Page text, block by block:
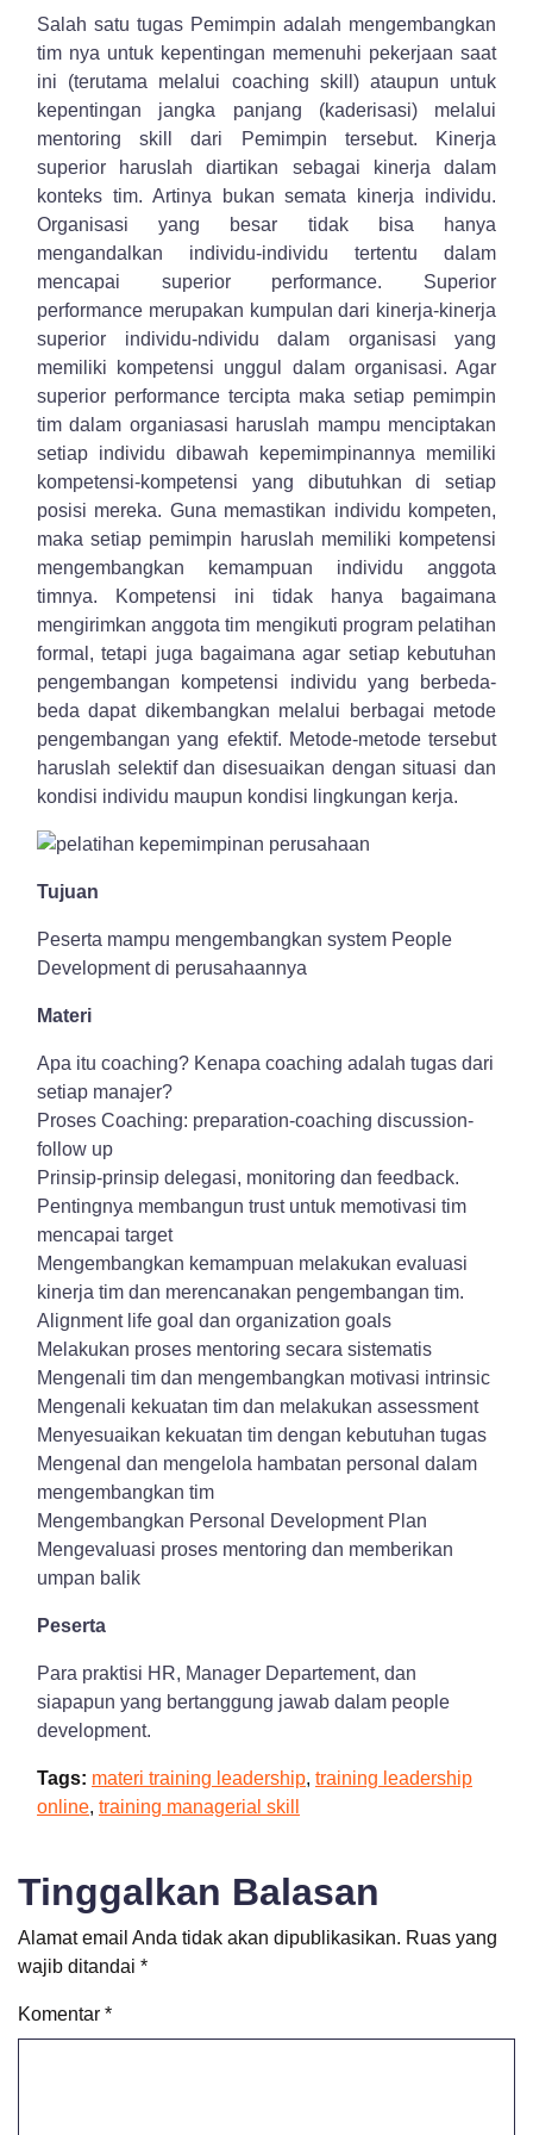
Salah satu tugas Pemimpin adalah mengembangkan
tim nya untuk kepentingan memenuhi pekerjaan saat
ini (terutama melalui coaching skill) ataupun untuk
kepentingan jangka panjang (kaderisasi) melalui
mentoring skill dari Pemimpin tersebut. Kinerja
superior haruslah diartikan sebagai kinerja dalam
konteks tim. Artinya bukan semata kinerja individu.
Organisasi yang besar tidak bisa hanya
mengandalkan individu-individu tertentu dalam
mencapai superior performance. Superior
performance merupakan kumpulan dari kinerja-kinerja
superior individu-ndividu dalam organisasi yang
memiliki kompetensi unggul dalam organisasi. Agar
superior performance tercipta maka setiap pemimpin
tim dalam organiasasi haruslah mampu menciptakan
setiap individu dibawah kepemimpinannya memiliki
kompetensi-kompetensi yang dibutuhkan di setiap
posisi mereka. Guna memastikan individu kompeten,
maka setiap pemimpin haruslah memiliki kompetensi
mengembangkan kemampuan individu anggota
timnya. Kompetensi ini tidak hanya bagaimana
mengirimkan anggota tim mengikuti program pelatihan
formal, tetapi juga bagaimana agar setiap kebutuhan
pengembangan kompetensi individu yang berbeda-
beda dapat dikembangkan melalui berbagai metode
pengembangan yang efektif. Metode-metode tersebut
haruslah selektif dan disesuaikan dengan situasi dan
kondisi individu maupun kondisi lingkungan kerja.
Tujuan
Peserta mampu mengembangkan system People
Development di perusahaannya
Materi
Apa itu coaching? Kenapa coaching adalah tugas dari
setiap manajer?
Proses Coaching: preparation-coaching discussion-
follow up
Prinsip-prinsip delegasi, monitoring dan feedback.
Pentingnya membangun trust untuk memotivasi tim
mencapai target
Mengembangkan kemampuan melakukan evaluasi
kinerja tim dan merencanakan pengembangan tim.
Alignment life goal dan organization goals
Melakukan proses mentoring secara sistematis
Mengenali tim dan mengembangkan motivasi intrinsic
Mengenali kekuatan tim dan melakukan assessment
Menyesuaikan kekuatan tim dengan kebutuhan tugas
Mengenal dan mengelola hambatan personal dalam
mengembangkan tim
Mengembangkan Personal Development Plan
Mengevaluasi proses mentoring dan memberikan
umpan balik
Peserta
Para praktisi HR, Manager Departement, dan
siapapun yang bertanggung jawab dalam people
development.
Tags: materi training leadership, training leadership
online, training managerial skill
Tinggalkan Balasan
Alamat email Anda tidak akan dipublikasikan. Ruas yang
wajib ditandai *
Komentar *